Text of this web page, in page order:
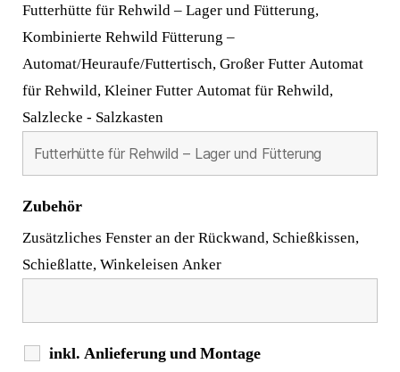
Futterhütte für Rehwild – Lager und Fütterung,
Kombinierte Rehwild Fütterung –
Automat/Heuraufe/Futtertisch, Großer Futter Automat
für Rehwild, Kleiner Futter Automat für Rehwild,
Salzlecke - Salzkasten
Zubehör
Zusätzliches Fenster an der Rückwand, Schießkissen,
Schießlatte, Winkeleisen Anker
inkl. Anlieferung und Montage